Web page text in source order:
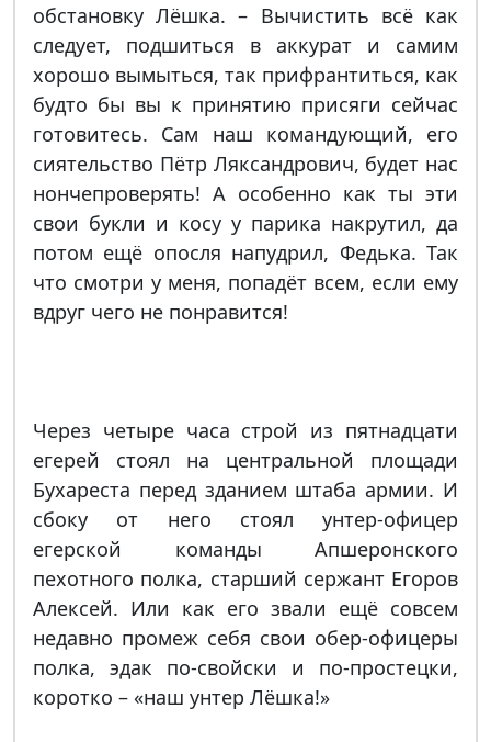
обстановку Лёшка. – Вычистить всё как
следует, подшиться в аккурат и самим
хорошо вымыться, так прифрантиться, как
будто бы вы к принятию присяги сейчас
готовитесь. Сам наш командующий, его
сиятельство Пётр Ляксандрович, будет нас
нончепроверять! А особенно как ты эти
свои букли и косу у парика накрутил, да
потом ещё опосля напудрил, Федька. Так
что смотри у меня, попадёт всем, если ему
вдруг чего не понравится!
Через четыре часа строй из пятнадцати
егерей стоял на центральной площади
Бухареста перед зданием штаба армии. И
сбоку от него стоял унтер-офицер
егерской команды Апшеронского
пехотного полка, старший сержант Егоров
Алексей. Или как его звали ещё совсем
недавно промеж себя свои обер-офицеры
полка, эдак по-свойски и по-простецки,
коротко – «наш унтер Лёшка!»